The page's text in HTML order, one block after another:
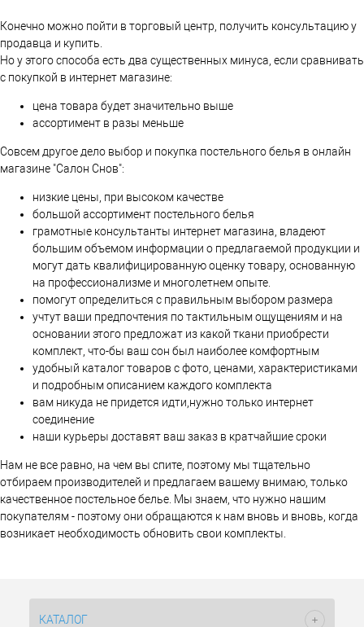
Конечно можно пойти в торговый центр, получить консультацию у
продавца и купить.
Но у этого способа есть два существенных минуса, если сравнивать
с покупкой в интернет магазине:
цена товара будет значительно выше
ассортимент в разы меньше
Совсем другое дело выбор и покупка постельного белья в онлайн
магазине "Салон Снов":
низкие цены, при высоком качестве
большой ассортимент постельного белья
грамотные консультанты интернет магазина, владеют
большим объемом информации о предлагаемой продукции и
могут дать квалифицированную оценку товару, основанную
на профессионализме и многолетнем опыте.
помогут определиться с правильным выбором размера
учтут ваши предпочтения по тактильным ощущениям и на
основании этого предложат из какой ткани приобрести
комплект, что-бы ваш сон был наиболее комфортным
удобный каталог товаров с фото, ценами, характеристиками
и подробным описанием каждого комплекта
вам никуда не придется идти,нужно только интернет
соединение
наши курьеры доставят ваш заказ в кратчайшие сроки
Нам не все равно, на чем вы спите, поэтому мы тщательно
отбираем производителей и предлагаем вашему внимаю, только
качественное постельное белье. Мы знаем, что нужно нашим
покупателям - поэтому они обращаются к нам вновь и вновь, когда
возникает необходимость обновить свои комплекты.
КАТАЛОГ